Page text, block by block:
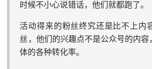
时候不小心说错话，他们就都跑了。
活动得来的粉丝终究还是比不上内
丝，他们的兴趣点不是公众号的内容
体的各种转化率。